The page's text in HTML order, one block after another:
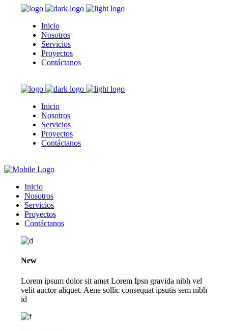
Inicio
Nosotros
Servicios
Proyectos
Contáctanos
Inicio
Nosotros
Servicios
Proyectos
Contáctanos
Inicio
Nosotros
Servicios
Proyectos
Contáctanos
New
Lorem ipsum dolor sit amet Lorem Ipsn gravida nibh vel
velit auctor aliquet. Aene sollic consequat ipsutis sem nibh
id